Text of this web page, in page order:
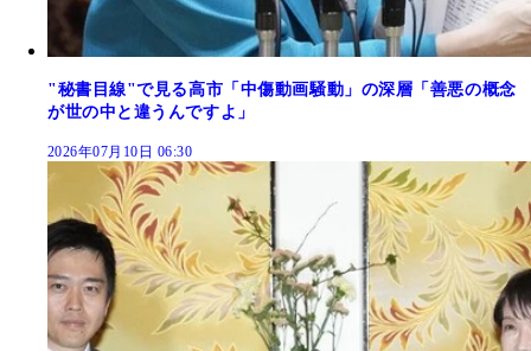
"秘書目線"で見る高市「中傷動画騒動」の深層「善悪の概念
が世の中と違うんですよ」
2026年07月10日 06:30